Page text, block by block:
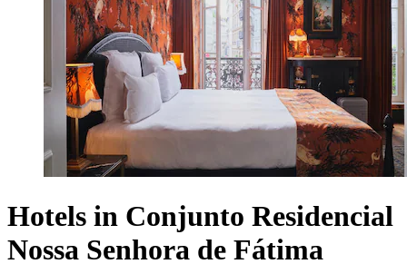
Hotels in Conjunto Residencial
Nossa Senhora de Fátima